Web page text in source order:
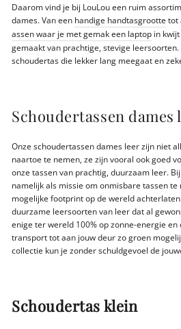
Daarom vind je bij LouLou een ruim
dames. Van een handige handtasgrootte tot
assen waar je met gemak een laptop in
gemaakt van prachtige, stevige
schoudertas die lekker lang meegaat en
Schoudertassen dames
Onze schoudertassen dames leer zijn niet
naartoe te nemen, ze zijn vooral ook goed
onze tassen van prachtig, duurzaam leer.
namelijk als missie om onmisbare tassen te
mogelijke footprint op de wereld
duurzame leersoorten van leer dat al
enige ter wereld 100% op zonne-energie
transport tot aan jouw deur zo groen
collectie kun je zonder schuldgevoel de
Schoudertas klein